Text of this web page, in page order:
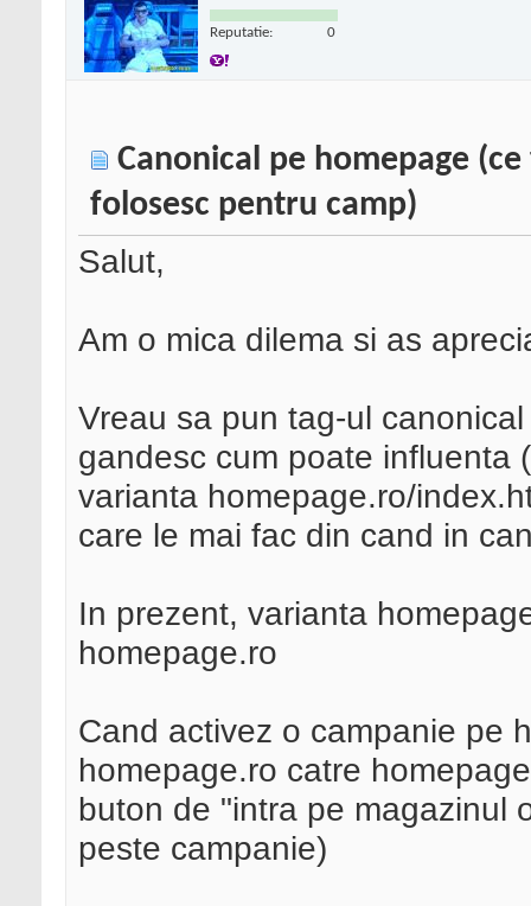
Reputatie: 0
Canonical pe homepage
folosesc pentru camp)
Salut,
Am o mica dilema si as
Vreau sa pun tag-ul
gandesc cum poate influenta
varianta homepage.ro/
care le mai fac din cand in
In prezent, varianta
homepage.ro
Cand activez o campanie pe
homepage.ro catre
buton de "intra pe magazinul
peste campanie)